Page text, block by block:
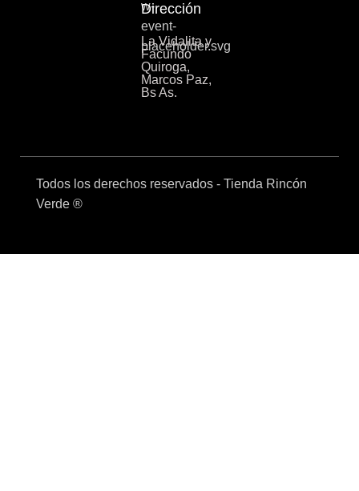
Dirección
La Vidalita y
Facundo
Quiroga,
Marcos Paz,
Bs As.
Todos los derechos reservados - Tienda Rincón
Verde ®